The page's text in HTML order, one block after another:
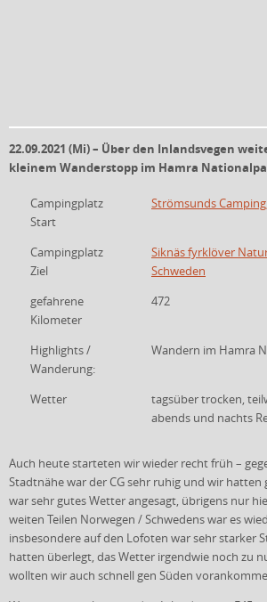
22.09.2021 (Mi) – Über den Inlandsvegen
kleinem Wanderstopp im Hamra
Campingplatz
Start
Strömsunds
Campingplatz
Ziel
Siknäs fyrklöver
Schweden
gefahrene
Kilometer
472
Highlights /
Wanderung:
Wandern im Hamra
Wetter
tagsüber trocken,
abends und nachts
Auch heute starteten wir wieder recht früh –
Stadtnähe war der CG sehr ruhig und wir hatten
war sehr gutes Wetter angesagt, übrigens nur
weiten Teilen Norwegen / Schwedens war es
insbesondere auf den Lofoten war sehr starker
hatten überlegt, das Wetter irgendwie noch zu
wollten wir auch schnell gen Süden